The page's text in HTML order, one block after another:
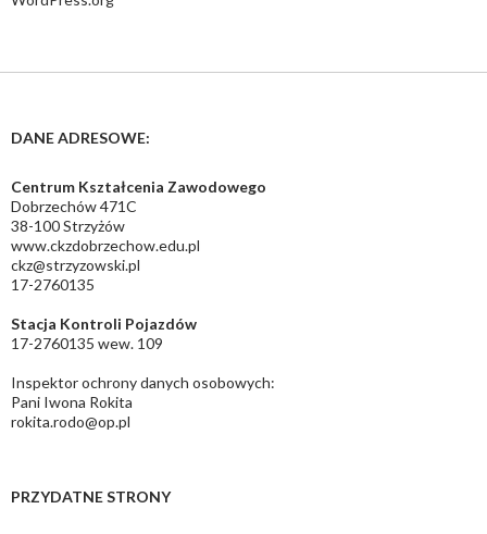
DANE ADRESOWE:
Centrum Kształcenia Zawodowego
Dobrzechów 471C
38-100 Strzyżów
www.ckzdobrzechow.edu.pl
ckz@strzyzowski.pl
17-2760135
Stacja Kontroli Pojazdów
17-2760135 wew. 109
Inspektor ochrony danych osobowych:
Pani Iwona Rokita
rokita.rodo@op.pl
PRZYDATNE STRONY